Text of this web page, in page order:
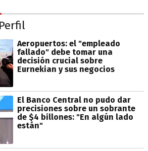
Aeropuertos: el "empleado
fallado" debe tomar una
decisión crucial sobre
Eurnekian y sus negocios
El Banco Central no pudo dar
precisiones sobre un sobrante
de $4 billones: "En algún lado
están"